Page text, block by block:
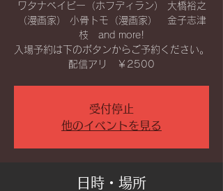
ワタナベイビー（ホフディラン） 大橋裕之
（漫画家） 小骨トモ（漫画家） 金子志津
枝 and more!
入場予約は下のボタンからご予約ください。
配信アリ ￥2500
受付停止
他のイベントを見る
日時・場所